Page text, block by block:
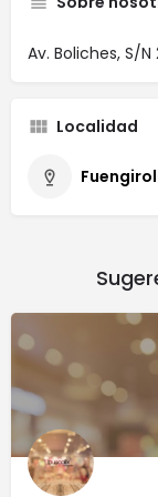
Av. Boliches, S/
Localidad